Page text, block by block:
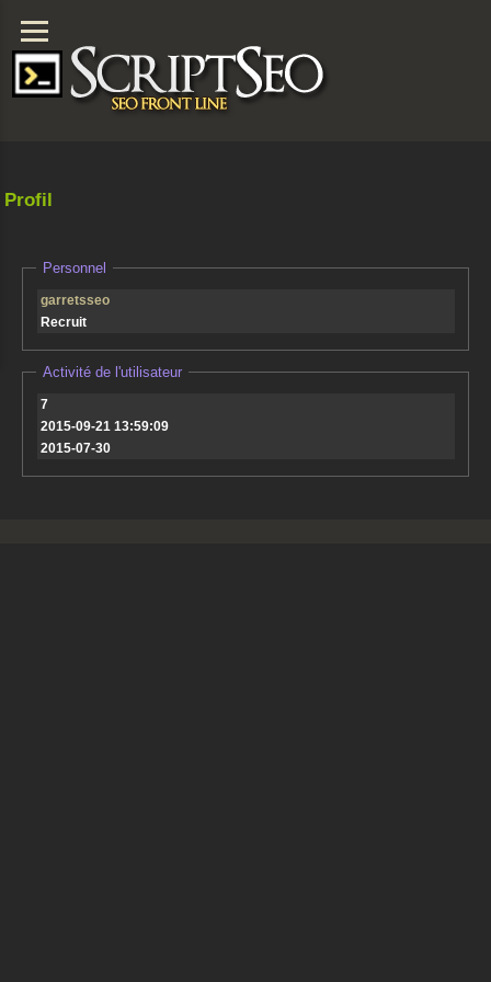
Profil
Personnel
garretsseo
Recruit
Activité de l'utilisateur
7
2015-09-21 13:59:09
2015-07-30